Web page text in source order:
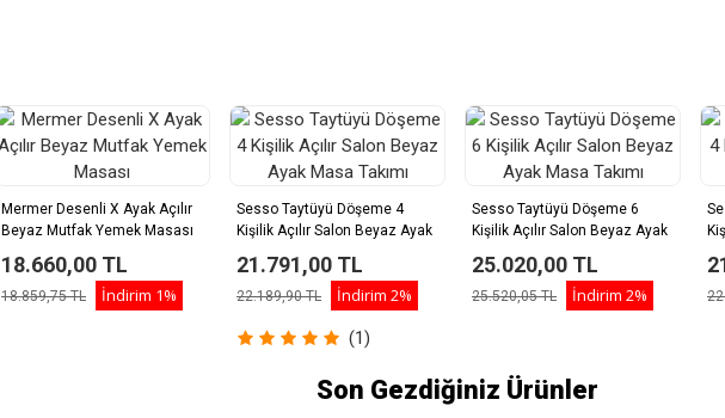
Mermer Desenli X Ayak Açılır
Beyaz Mutfak Yemek Masası
18.660,00 TL
18.859,75 TL İndirim 1%
Sesso Taytüyü Döşeme 4
Kişilik Açılır Salon Beyaz Ayak
21.791,00 TL
22.189,90 TL İndirim 2%
(1)
Sesso Taytüyü Döşeme 6
Kişilik Açılır Salon Beyaz Ayak
25.020,00 TL
25.520,05 TL İndirim 2%
Son Gezdiğiniz Ürünler